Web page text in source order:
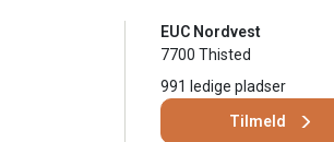
EUC Nordvest
7700 Thisted
991 ledige pladser
Tilmeld